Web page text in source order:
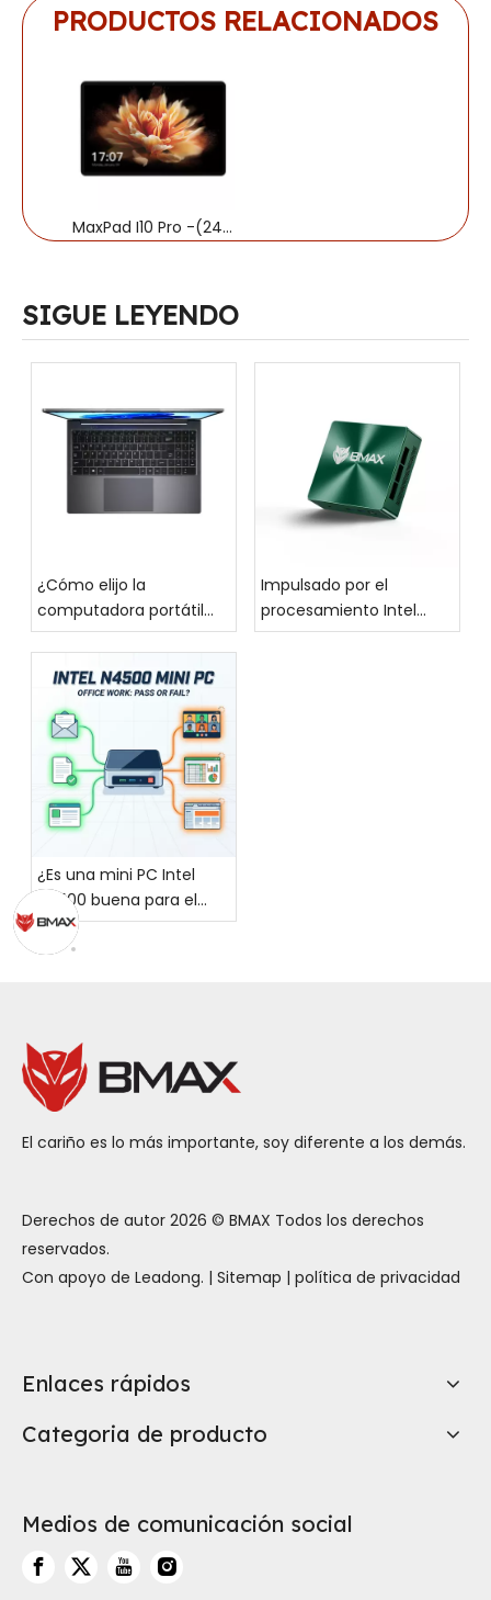
PRODUCTOS RELACIONADOS
MaxPad I10 Pro -(24GB+128GB)
SIGUE LEYENDO
¿Cómo elijo la
computadora portátil
adecuada para mí?
Impulsado por el
procesamiento Intel
Core de alto
¿Es una mini PC Intel
N4500 buena para el
trabajo diario de oficina?
El cariño es lo más importante, soy diferente a los demás.
Derechos de autor 2026 © BMAX Todos los derechos
reservados.
Con apoyo de Leadong. | Sitemap | política de privacidad
Enlaces rápidos
Categoria de producto
Medios de comunicación social